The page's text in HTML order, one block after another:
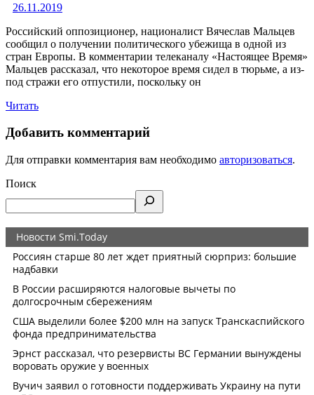
26.11.2019
Российский оппозиционер, националист Вячеслав Мальцев
сообщил о получении политического убежища в одной из
стран Европы. В комментарии телеканалу «Настоящее Время»
Мальцев рассказал, что некоторое время сидел в тюрьме, а из-
под стражи его отпустили, поскольку он
Читать
Добавить комментарий
Для отправки комментария вам необходимо авторизоваться.
Поиск